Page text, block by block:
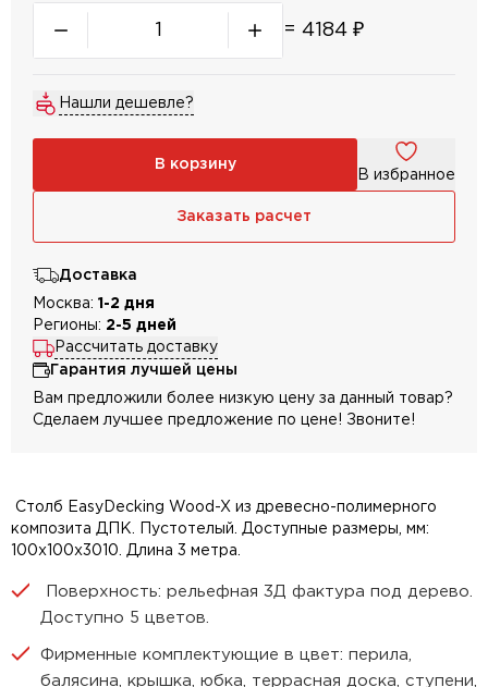
= 4184 ₽
Нашли дешевле?
В корзину
В избранное
Заказать расчет
Доставка
Москва: 1-2 дня
Регионы: 2-5 дней
Рассчитать доставку
Гарантия лучшей цены
Вам предложили более низкую цену за данный товар?
Сделаем лучшее предложение по цене! Звоните!
Столб EasyDecking Wood-X из древесно-полимерного
композита ДПК. Пустотелый. Доступные размеры, мм:
100х100х3010. Длина 3 метра.
Поверхность: рельефная 3Д фактура под дерево.
Доступно 5 цветов.
Фирменные комплектующие в цвет: перила,
балясина, крышка, юбка, террасная доска, ступени,